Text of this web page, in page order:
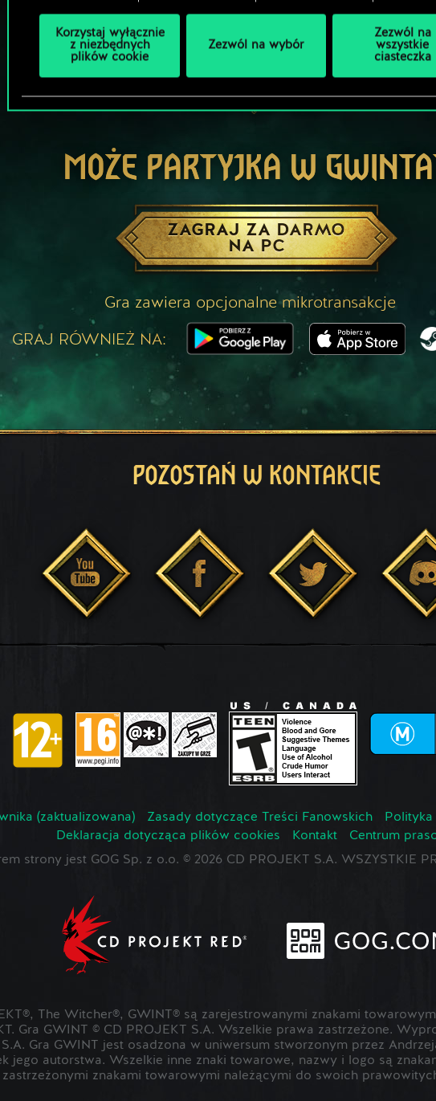
Korzystaj wyłącznie
z niezbędnych
plików cookie
Zezwól na wybór
Zezwól na
wszystkie
ciasteczka
MOŻE PARTYJKA W
ZAGRAJ ZA DARMO
NA PC
Gra zawiera opcjonalne mikrotransakcje
GRAJ RÓWNIEŻ NA:
POZOSTAŃ W KONTAKCIE
(zaktualizowana) Zasady dotyczące Treści Fanowskich
Deklaracja dotycząca plików cookies
Kontakt
Centrum
strony jest GOG Sp. z o.o. © 2026 CD PROJEKT S.A. WSZYSTKIE
The Witcher®, GWINT® są zarejestrowanymi znakami
Gra GWINT © CD PROJEKT S.A. Wszelkie prawa zastrzeżone.
S.A. Gra GWINT jest osadzona w uniwersum stworzonym przez
jego autorstwa. Wszelkie inne znaki towarowe, nazwy i logo są
zastrzeżonymi znakami towarowymi należącymi do swoich